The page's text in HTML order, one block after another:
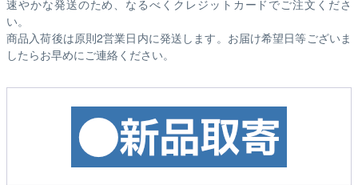
速やかな発送のため、なるべくクレジットカードでご注文くださ
い。
商品入荷後は原則2営業日内に発送します。お届け希望日等ございま
したらお早めにご連絡ください。